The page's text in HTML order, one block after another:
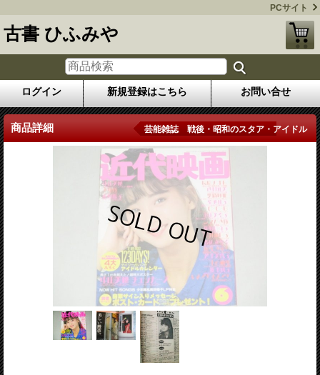
PCサイト
古書 ひふみや
ログイン 新規登録はこちら お問い合せ
商品詳細 芸能雑誌 戦後・昭和のスタア・アイドル